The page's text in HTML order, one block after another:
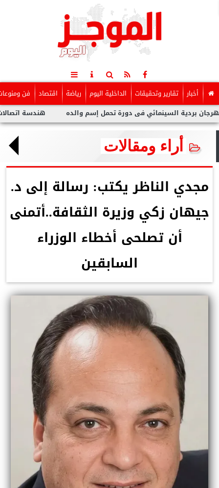
أخبار تقارير وتحقيقات الداخلية اليوم رياضة اقتصاد فن
هندسة اتصالات CIC تطلق أول طائرة مسيرة ذكية بالتعاون مع وزارة الدفاع المصرية فى دورة تحمل إسم والده
أراء ومقالات
مجدي الناظر يكتب: رسالة إلى د.
جيهان زكي وزيرة الثقافة..أتمنى
أن تصلحى أخطاء الوزراء
السابقين